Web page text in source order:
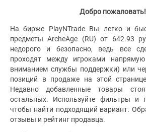
Добро пожаловать!
На бирже PlayNTrade Вы легко и
предметы ArcheAge (RU) от 642.93
недорого и безопасно, ведь все
проходят между игроками
вниманием службы поддержки) или
позиций в продаже на этой
Недавно добавленные товары
остальных. Используйте фильтры и
чтобы найти подходящий вариант.
отзывы и рейтинг продавца.